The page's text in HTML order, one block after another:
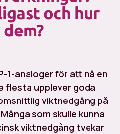
och hur
1-analoger för att nå en
flesta upplever goda
viktnedgång på
som skulle kunna
viktnedgång tvekar